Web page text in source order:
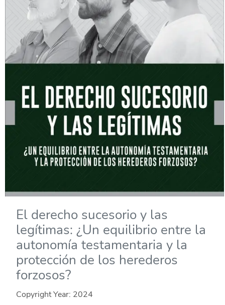
El derecho sucesorio y las
legítimas: ¿Un equilibrio entre la
autonomía testamentaria y la
protección de los herederos
forzosos?
Copyright Year: 2024